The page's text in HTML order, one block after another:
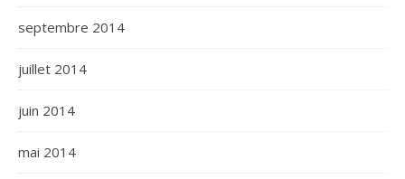
septembre 2014
juillet 2014
juin 2014
mai 2014